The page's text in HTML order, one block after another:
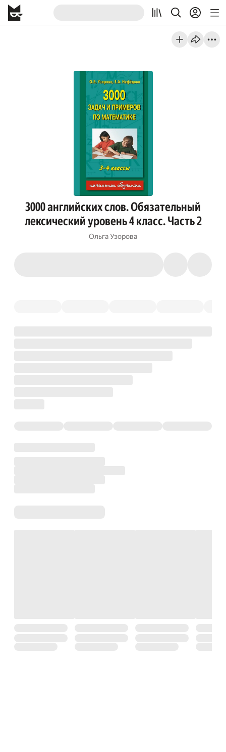
3000 английских слов. Обязательный
лексический уровень 4 класс. Часть 2
Ольга Узорова